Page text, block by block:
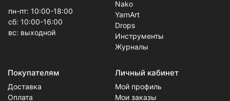
пн-пт: 10:00-18:00
сб: 10:00-16:00
вс: выходной
Nako
YarnArt
Drops
Инструменты
Журналы
Покупателям
Доставка
Оплата
Личный кабинет
Мой профиль
Мои заказы